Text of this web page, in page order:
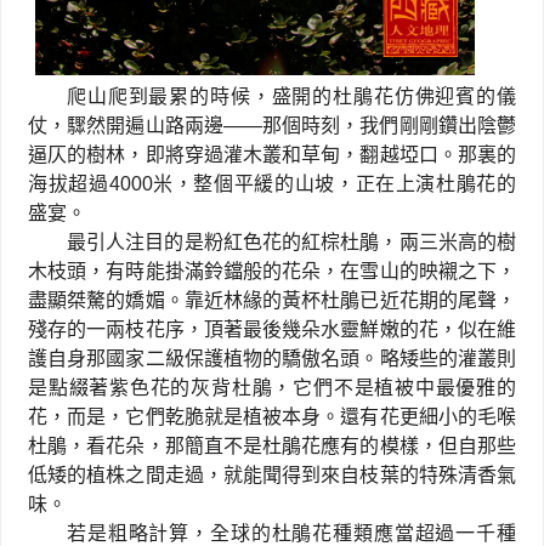
爬山爬到最累的時候，盛開的杜鵑花仿佛迎賓的儀
仗，驟然開遍山路兩邊——那個時刻，我們剛剛鑽出陰鬱
逼仄的樹林，即將穿過灌木叢和草甸，翻越埡口。那裏的
海拔超過4000米，整個平緩的山坡，正在上演杜鵑花的
盛宴。
最引人注目的是粉紅色花的紅棕杜鵑，兩三米高的樹
木枝頭，有時能掛滿鈴鐺般的花朵，在雪山的映襯之下，
盡顯桀驁的嬌媚。靠近林緣的黃杯杜鵑已近花期的尾聲，
殘存的一兩枝花序，頂著最後幾朵水靈鮮嫩的花，似在維
護自身那國家二級保護植物的驕傲名頭。略矮些的灌叢則
是點綴著紫色花的灰背杜鵑，它們不是植被中最優雅的
花，而是，它們乾脆就是植被本身。還有花更細小的毛喉
杜鵑，看花朵，那簡直不是杜鵑花應有的模樣，但自那些
低矮的植株之間走過，就能聞得到來自枝葉的特殊清香氣
味。
若是粗略計算，全球的杜鵑花種類應當超過一千種